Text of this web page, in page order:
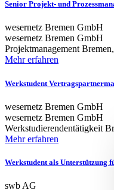
Senior Projekt- und
wesernetz Bremen GmbH
wesernetz Bremen GmbH
Projektmanagement
Mehr erfahren
Werkstudent
wesernetz Bremen GmbH
wesernetz Bremen GmbH
Werkstudierendentätigkeit
Mehr erfahren
Werkstudent als Unterstützung
swb AG